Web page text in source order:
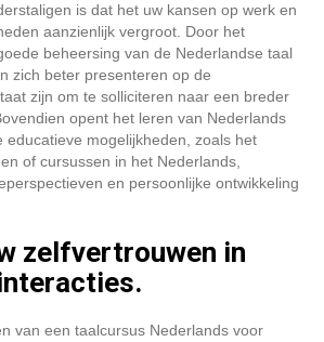
is dat het uw kansen op werk en
aanzienlijk vergroot. Door het
beheersing van de Nederlandse taal
zich beter presenteren op de
zijn om te solliciteren naar een breder
opent het leren van Nederlands
educatieve mogelijkheden, zoals het
of cursussen in het Nederlands,
en persoonlijke ontwikkeling
zelfvertrouwen in
van een taalcursus Nederlands voor